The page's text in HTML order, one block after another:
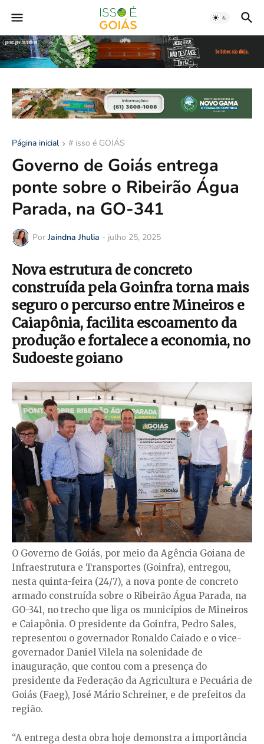
Página inicial # isso é GOIÁS
Governo de Goiás entrega
ponte sobre o Ribeirão Água
Parada, na GO-341
Por Jaindna Jhulia - julho 25, 2025
Nova estrutura de concreto
construída pela Goinfra torna mais
seguro o percurso entre Mineiros e
Caiapônia, facilita escoamento da
produção e fortalece a economia, no
Sudoeste goiano
O Governo de Goiás, por meio da Agência Goiana de
Infraestrutura e Transportes (Goinfra), entregou,
nesta quinta-feira (24/7), a nova ponte de concreto
armado construída sobre o Ribeirão Água Parada, na
GO-341, no trecho que liga os municípios de Mineiros
e Caiapônia. O presidente da Goinfra, Pedro Sales,
representou o governador Ronaldo Caiado e o vice-
governador Daniel Vilela na solenidade de
inauguração, que contou com a presença do
presidente da Federação da Agricultura e Pecuária de
Goiás (Faeg), José Mário Schreiner, e de prefeitos da
região.
“A entrega desta obra hoje demonstra a importância